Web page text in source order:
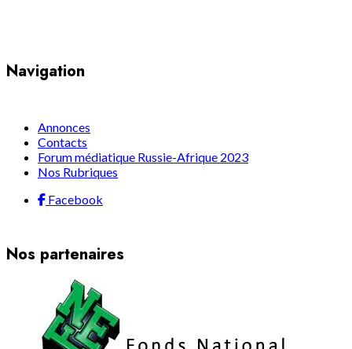
Navigation
Annonces
Contacts
Forum médiatique Russie-Afrique 2023
Nos Rubriques
Facebook
Nos partenaires